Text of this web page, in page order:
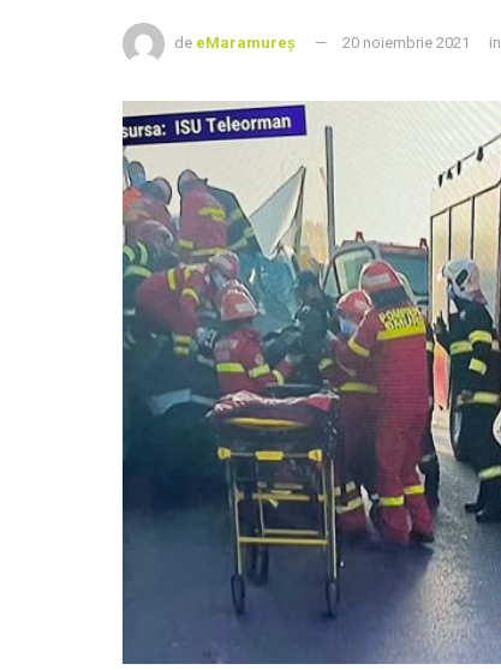
de eMaramureș 20 noiembrie 2021 in